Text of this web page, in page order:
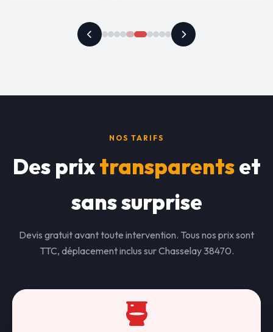
NOS TARIFS
Des prixtransparentset
sans surprise
Devis gratuit avant toute intervention. Tous nos prix sont
TTC, déplacement inclus sur Chasselay 38470.